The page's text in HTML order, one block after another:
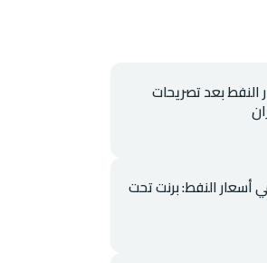
بعد تصريحات
أسعار النفط: برنت تحت